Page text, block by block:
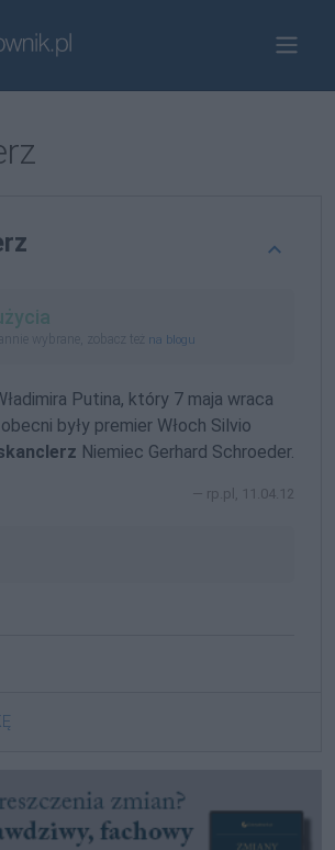
wybrane, zobacz też na blogu
Putina, który 7 maja wraca
były premier Włoch Silvio
Niemiec Gerhard Schroeder.
rp.pl, 11.04.12